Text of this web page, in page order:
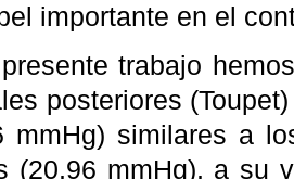
importante en el
trabajo
posteriores
mmHg) similares a
(20,96 mmHg), a su